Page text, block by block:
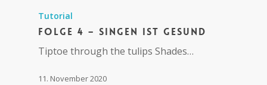
Tutorial
Folge 4 – Singen ist gesund
Tiptoe through the tulips Shades…
11. November 2020